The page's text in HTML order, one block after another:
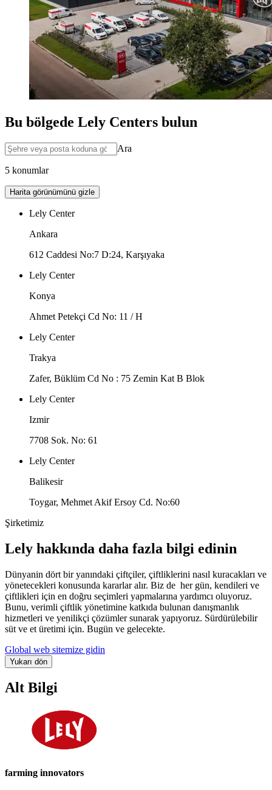
Bu bölgede Lely Centers bulun
Ara
5 konumlar
Harita görünümünü gizle
Lely Center
Ankara
612 Caddesi No:7 D:24, Karşıyaka
Lely Center
Konya
Ahmet Petekçi Cd No: 11 / H
Lely Center
Trakya
Zafer, Büklüm Cd No : 75 Zemin Kat B Blok
Lely Center
Izmir
7708 Sok. No: 61
Lely Center
Balikesir
Toygar, Mehmet Akif Ersoy Cd. No:60
Şirketimiz
Lely hakkında daha fazla bilgi edinin
Dünyanin dört bir yanındaki çiftçiler, çiftliklerini nasıl kuracakları ve
yönetecekleri konusunda kararlar alır. Biz de her gün, kendileri ve
çiftlikleri için en doğru seçimleri yapmalarına yardımcı oluyoruz.
Bunu, verimli çiftlik yönetimine katkıda bulunan danışmanlık
hizmetleri ve yenilikçi çözümler sunarak yapıyoruz. Sürdürülebilir
süt ve et üretimi için. Bugün ve gelecekte.
Global web sitemize gidin
Yukarı dön
Alt Bilgi
farming innovators